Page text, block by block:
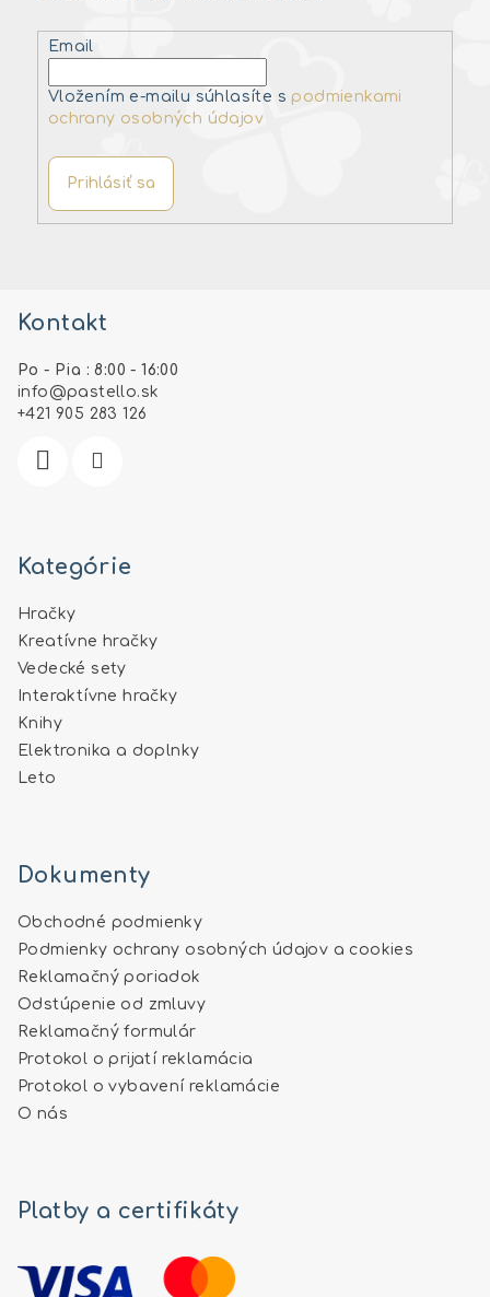
Email
Vložením e-mailu súhlasíte s podmienkami
ochrany osobných údajov
Prihlásiť sa
Kontakt
Po - Pia : 8:00 - 16:00
info @pastello.sk
+421 905 283 126
Kategórie
Hračky
Kreatívne hračky
Vedecké sety
Interaktívne hračky
Knihy
Elektronika a doplnky
Leto
Dokumenty
Obchodné podmienky
Podmienky ochrany osobných údajov a cookies
Reklamačný poriadok
Odstúpenie od zmluvy
Reklamačný formulár
Protokol o prijatí reklamácia
Protokol o vybavení reklamácie
O nás
Platby a certifikáty